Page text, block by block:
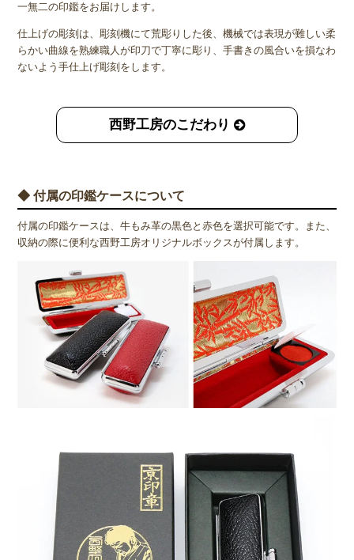
一無二の印鑑をお届けします。
仕上げの彫刻は、彫刻機にて荒彫りした後、機械では表現が難しい柔
らかい曲線を熟練職人が印刀で丁寧に彫り、手書きの風合いを損なわ
ないよう手仕上げ彫刻をします。
西野工房のこだわり
◆ 付属の印鑑ケースについて
付属の印鑑ケースは、牛もみ革の黒色と赤色を選択可能です。また、
収納の際に便利な西野工房オリジナルボックスが付属します。